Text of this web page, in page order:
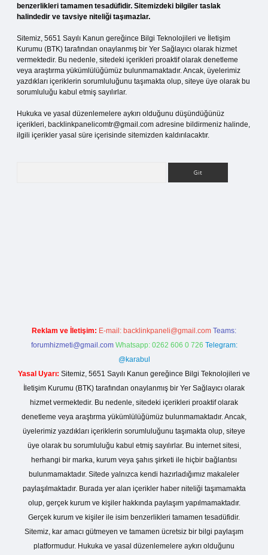
benzerlikleri tamamen tesadüfidir. Sitemizdeki bilgiler taslak
halindedir ve tavsiye niteliği taşımazlar.
Sitemiz, 5651 Sayılı Kanun gereğince Bilgi Teknolojileri ve İletişim
Kurumu (BTK) tarafından onaylanmış bir Yer Sağlayıcı olarak hizmet
vermektedir. Bu nedenle, sitedeki içerikleri proaktif olarak denetleme
veya araştırma yükümlülüğümüz bulunmamaktadır. Ancak, üyelerimiz
yazdıkları içeriklerin sorumluluğunu taşımakta olup, siteye üye olarak bu
sorumluluğu kabul etmiş sayılırlar.
Hukuka ve yasal düzenlemelere aykırı olduğunu düşündüğünüz
içerikleri, backlinkpanelicomtr@gmail.com adresine bildirmeniz halinde,
ilgili içerikler yasal süre içerisinde sitemizden kaldırılacaktır.
Reklam ve İletişim: E-mail: backlinkpaneli@gmail.com Teams:
forumhizmeti@gmail.com Whatsapp: 0262 606 0 726 Telegram:
@karabul
Yasal Uyarı: Sitemiz, 5651 Sayılı Kanun gereğince Bilgi Teknolojileri ve
İletişim Kurumu (BTK) tarafından onaylanmış bir Yer Sağlayıcı olarak
hizmet vermektedir. Bu nedenle, sitedeki içerikleri proaktif olarak
denetleme veya araştırma yükümlülüğümüz bulunmamaktadır. Ancak,
üyelerimiz yazdıkları içeriklerin sorumluluğunu taşımakta olup, siteye
üye olarak bu sorumluluğu kabul etmiş sayılırlar. Bu internet sitesi,
herhangi bir marka, kurum veya şahıs şirketi ile hiçbir bağlantısı
bulunmamaktadır. Sitede yalnızca kendi hazırladığımız makaleler
paylaşılmaktadır. Burada yer alan içerikler haber niteliği taşımamakta
olup, gerçek kurum ve kişiler hakkında paylaşım yapılmamaktadır.
Gerçek kurum ve kişiler ile isim benzerlikleri tamamen tesadüfidir.
Sitemiz, kar amacı gütmeyen ve tamamen ücretsiz bir bilgi paylaşım
platformudur. Hukuka ve yasal düzenlemelere aykırı olduğunu